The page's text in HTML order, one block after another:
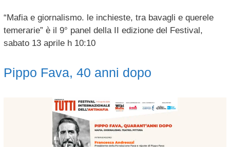
“Mafia e giornalismo. le inchieste, tra bavagli e querele
temerarie” è il 9° panel della II edizione del Festival,
sabato 13 aprile h 10:10
Pippo Fava, 40 anni dopo